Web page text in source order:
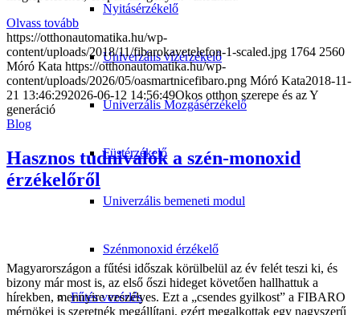
Nyitásérzékelő
Univerzális vízérzékelő
Univerzális Mozgásérzékelő
Füstérzékelő
Univerzális bemeneti modul
Szénmonoxid érzékelő
Fűtés vezérlés
Olvass tovább
https://otthonautomatika.hu/wp-
content/uploads/2018/11/fibarokavetelefon-1-scaled.jpg 1764 2560
Móró Kata https://otthonautomatika.hu/wp-
content/uploads/2026/05/oasmartnicefibaro.png Móró Kata2018-11-
21 13:46:292026-06-12 14:56:49Okos otthon szerepe és az Y
generáció
Blog
Hasznos tudnivalók a szén-monoxid
érzékelőről
Magyarországon a fűtési időszak körülbelül az év felét teszi ki, és
bizony már most is, az első őszi hideget követően hallhattuk a
hírekben, mennyire veszélyes. Ezt a „csendes gyilkost” a FIBARO
mérnökei is szeretnék megállítani, ezért megalkottak egy nagyszerű